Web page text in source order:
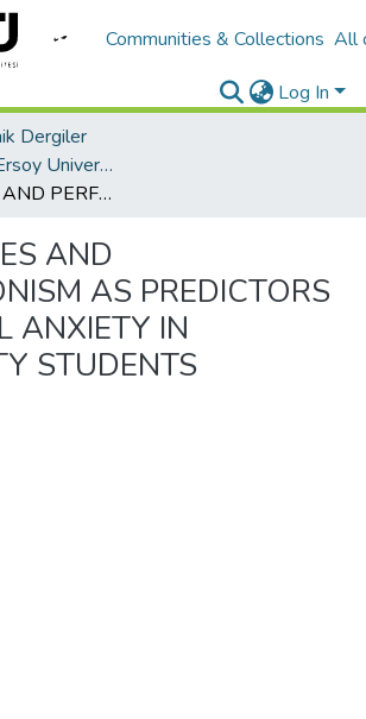
Communities & Collections All
Log In
Dergiler
Mehmet Akif Ersoy University Journal of Education Faculty
THE VALUES AND PERFECTONISM AS PREDICTORS OF SOCIAL ANXIETY IN UNIVERSITY STUDENTS
AND
AS PREDICTORS
ANXIETY IN
STUDENTS